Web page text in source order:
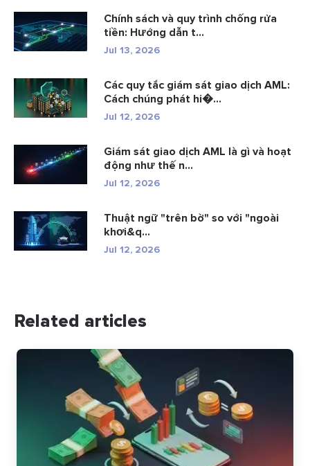
Chính sách và quy trình chống rửa
tiền: Hướng dẫn t...
Jul 13, 2026
Các quy tắc giám sát giao dịch AML:
Cách chúng phát hi�...
Jul 12, 2026
Giám sát giao dịch AML là gì và hoạt
động như thế n...
Jul 12, 2026
Thuật ngữ "trên bờ" so với "ngoài
khơi&q...
Jul 12, 2026
Related articles